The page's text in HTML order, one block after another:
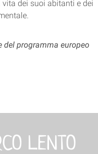
dei suoi abitanti e dei
del programma europeo
LENTO